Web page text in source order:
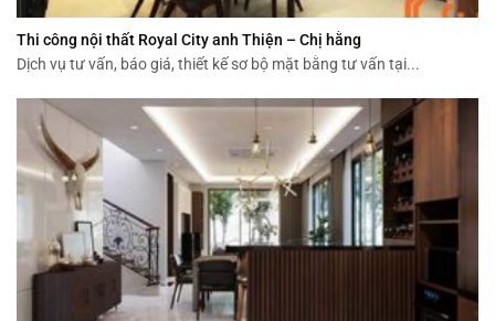
Thi công nội thất Royal City anh Thiện – Chị hằng
Dịch vụ tư vấn, báo giá, thiết kế sơ bộ mặt bằng tư vấn tại...